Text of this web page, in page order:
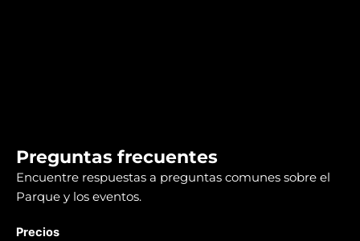
Preguntas frecuentes
Encuentre respuestas a preguntas comunes sobre el
Parque y los eventos.
Precios